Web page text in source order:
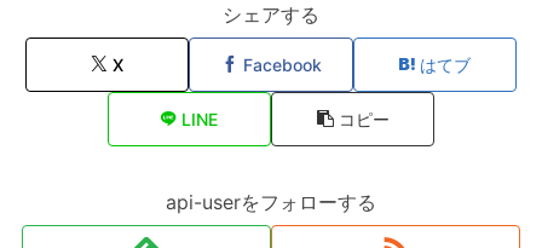
シェアする
X Facebook はてブ
LINE コピー
api-userをフォローする